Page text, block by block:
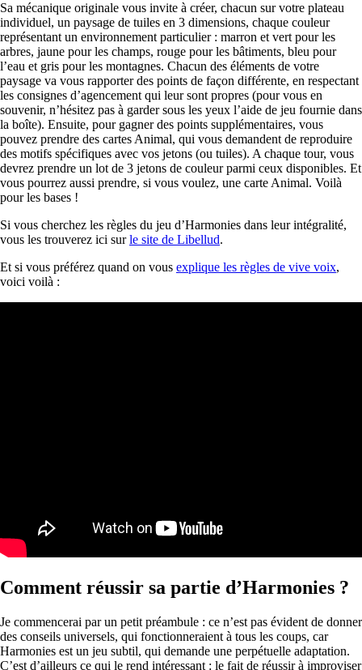
Sa mécanique originale vous invite à créer, chacun sur votre plateau
individuel, un paysage de tuiles en 3 dimensions, chaque couleur
représentant un environnement particulier : marron et vert pour les
arbres, jaune pour les champs, rouge pour les bâtiments, bleu pour
l’eau et gris pour les montagnes. Chacun des éléments de votre
paysage va vous rapporter des points de façon différente, en respectant
les consignes d’agencement qui leur sont propres (pour vous en
souvenir, n’hésitez pas à garder sous les yeux l’aide de jeu fournie dans
la boîte). Ensuite, pour gagner des points supplémentaires, vous
pouvez prendre des cartes Animal, qui vous demandent de reproduire
des motifs spécifiques avec vos jetons (ou tuiles). A chaque tour, vous
devrez prendre un lot de 3 jetons de couleur parmi ceux disponibles. Et
vous pourrez aussi prendre, si vous voulez, une carte Animal. Voilà
pour les bases !
Si vous cherchez les règles du jeu d’Harmonies dans leur intégralité,
vous les trouverez ici surle site de Libellud.
Et si vous préférez quand on vous explique les règles de vive voix,
voici voilà :
Comment réussir sa partie d’Harmonies ?
Je commencerai par un petit préambule : ce n’est pas évident de donner
des conseils universels, qui fonctionneraient à tous les coups, car
Harmonies est un jeu subtil, qui demande une perpétuelle adaptation.
C’est d’ailleurs ce qui le rend intéressant : le fait de réussir à improviser